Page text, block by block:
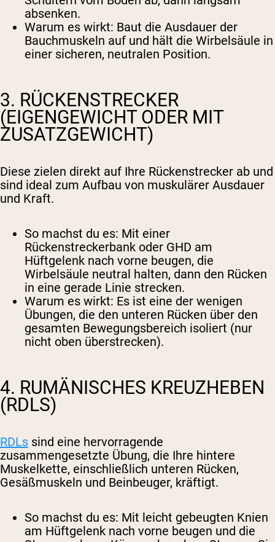
absenken.
Warum es wirkt: Baut die Ausdauer der
Bauchmuskeln auf und hält die Wirbelsäule in
einer sicheren, neutralen Position.
3. RÜCKENSTRECKER
(EIGENGEWICHT ODER MIT
ZUSATZGEWICHT)
Diese zielen direkt auf Ihre Rückenstrecker ab und
sind ideal zum Aufbau von muskulärer Ausdauer
und Kraft.
So machst du es: Mit einer
Rückenstreckerbank oder GHD am
Hüftgelenk nach vorne beugen, die
Wirbelsäule neutral halten, dann den Rücken
in eine gerade Linie strecken.
Warum es wirkt: Es ist eine der wenigen
Übungen, die den unteren Rücken über den
gesamten Bewegungsbereich isoliert (nur
nicht oben überstrecken).
4. RUMÄNISCHES KREUZHEBEN
(RDLS)
RDLs sind eine hervorragende
zusammengesetzte Übung, die Ihre hintere
Muskelkette, einschließlich unteren Rücken,
Gesäßmuskeln und Beinbeuger, kräftigt.
So machst du es: Mit leicht gebeugten Knien
am Hüftgelenk nach vorne beugen und die